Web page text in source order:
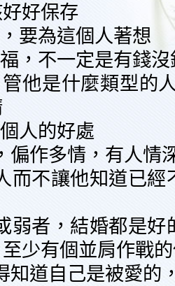
好保存
要為這個人著想
，不一定是有錢沒
他是什麼類型的
人的好處
偏作多情，有人情
而不讓他知道已
弱者，結婚都是
少有個並肩作戰
知道自己是被愛的